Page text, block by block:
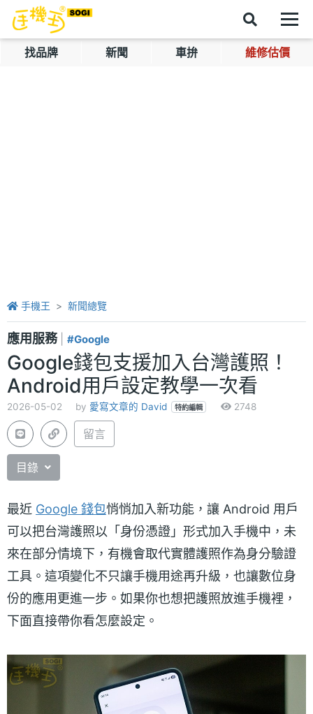
找品牌 新聞 車拚 維修估價
手機王 新聞總覽
應用服務 #Google
Google錢包支援加入台灣護照！
Android用戶設定教學一次看
2026-05-02 by 愛寫文章的 David 特約編輯 2748
留言
目錄
最近 Google 錢包悄悄加入新功能，讓 Android 用戶
可以把台灣護照以「身份憑證」形式加入手機中，未
來在部分情境下，有機會取代實體護照作為身分驗證
工具。這項變化不只讓手機用途再升級，也讓數位身
份的應用更進一步。如果你也想把護照放進手機裡，
下面直接帶你看怎麼設定。